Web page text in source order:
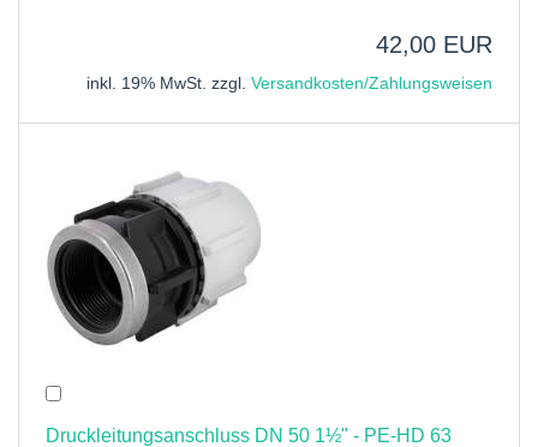
42,00 EUR
inkl. 19% MwSt. zzgl. Versandkosten/Zahlungsweisen
Druckleitungsanschluss DN 50 1½" - PE-HD 63